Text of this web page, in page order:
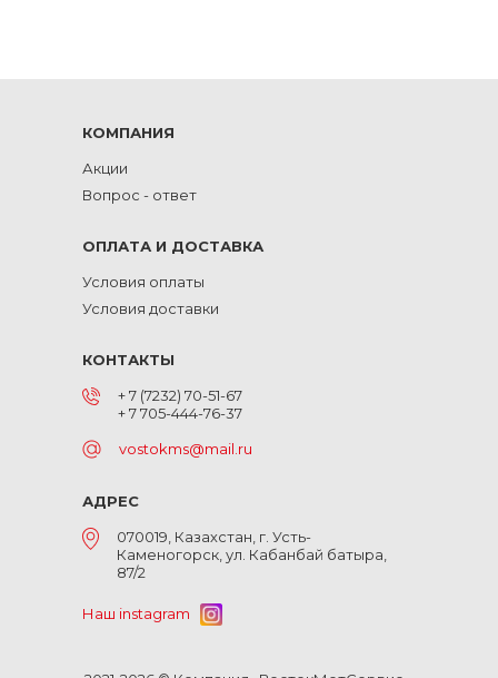
КОМПАНИЯ
Акции
Вопрос - ответ
ОПЛАТА И ДОСТАВКА
Условия оплаты
Условия доставки
КОНТАКТЫ
+ 7 (7232) 70-51-67
+ 7 705-444-76-37
vostokms@mail.ru
АДРЕС
070019, Казахстан, г. Усть-
Каменогорск, ул. Кабанбай батыра,
87/2
Наш instagram